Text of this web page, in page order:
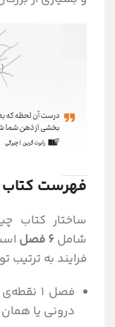
فهرست
ساختار کتاب
شامل۶ فصل
فرایند به
فصل ۱
درونی یا